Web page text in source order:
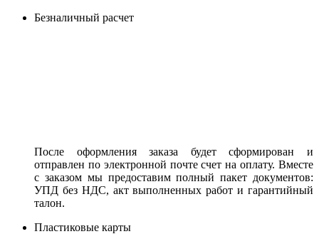
Безналичный расчет
После оформления заказа будет сформирован и
отправлен по электронной почте счет на оплату. Вместе
с заказом мы предоставим полный пакет документов:
УПД без НДС, акт выполненных работ и гарантийный
талон.
Пластиковые карты